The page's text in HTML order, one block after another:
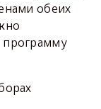
обеих
программу